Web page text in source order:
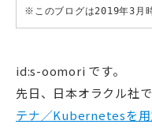
※このブログは2019年3月
id:s-oomori です。
先日、日本オラクル社
テナ／Kubernetesを用